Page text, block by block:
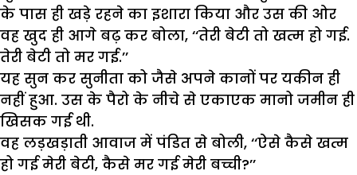
के पास ही खड़े रहने का इशारा किया और उस की ओर
वह खुद ही आगे बढ़ कर बोला, ‘‘तेरी बेटी तो खत्म हो गई.
तेरी बेटी तो मर गई.’’
यह सुन कर सुनीता को जैसे अपने कानों पर यकीन ही
नहीं हुआ. उस के पैरो के नीचे से एकाएक मानो जमीन ही
खिसक गई थी.
वह लड़खड़ाती आवाज में पंडित से बोली, ‘‘ऐसे कैसे खत्म
हो गई मेरी बेटी, कैसे मर गई मेरी बच्ची?’’